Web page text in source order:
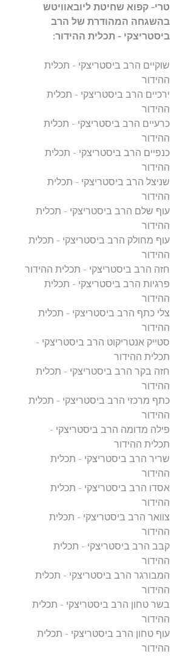
טרי- קפוא שחיטת ליובאוויטש
בהשגחה המהודרת של הרב
ביסטריצקי - תכלית ההידור:
שוקיים הרב ביסטריצקי - תכלית
ההידור
ירכיים הרב ביסטריצקי - תכלית
ההידור
כרעיים הרב ביסטריצקי - תכלית
ההידור
כנפיים הרב ביסטריצקי - תכלית
ההידור
שניצל הרב ביסטריצקי - תכלית
ההידור
עוף שלם הרב ביסטריצקי - תכלית
ההידור
עוף מחולק הרב ביסטריצקי - תכלית
ההידור
חזה הרב ביסטריצקי - תכלית ההידור
פרגיות הרב ביסטריצקי - תכלית
ההידור
צלי כתף הרב ביסטריצקי - תכלית
ההידור
סטייק אנטריקוט הרב ביסטריצקי -
תכלית ההידור
חזה בקר הרב ביסטריצקי - תכלית
ההידור
כתף מרכזי הרב ביסטריצקי - תכלית
ההידור
פילה מדומה הרב ביסטריצקי -
תכלית ההידור
שריר הרב ביסטריצקי - תכלית
ההידור
אסדו הרב ביסטריצקי - תכלית
ההידור
צוואר הרב ביסטריצקי - תכלית
ההידור
קבב הרב ביסטריצקי - תכלית
ההידור
המבורגר הרב ביסטריצקי - תכלית
ההידור
בשר טחון הרב ביסטריצקי - תכלית
ההידור
עוף טחון הרב ביסטריצקי - תכלית
ההידור